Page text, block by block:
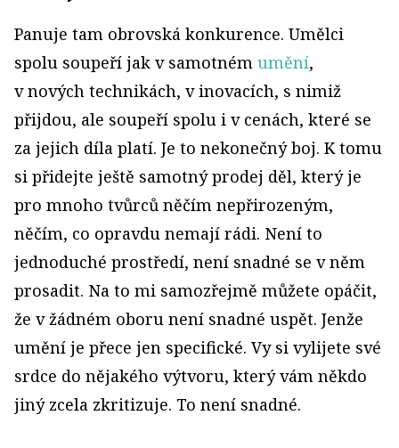
Panuje tam obrovská konkurence. Umělci
spolu soupeří jak v samotném umění,
v nových technikách, v inovacích, s nimiž
přijdou, ale soupeří spolu i v cenách, které se
za jejich díla platí. Je to nekonečný boj. K tomu
si přidejte ještě samotný prodej děl, který je
pro mnoho tvůrců něčím nepřirozeným,
něčím, co opravdu nemají rádi. Není to
jednoduché prostředí, není snadné se v něm
prosadit. Na to mi samozřejmě můžete opáčit,
že v žádném oboru není snadné uspět. Jenže
umění je přece jen specifické. Vy si vylijete své
srdce do nějakého výtvoru, který vám někdo
jiný zcela zkritizuje. To není snadné.